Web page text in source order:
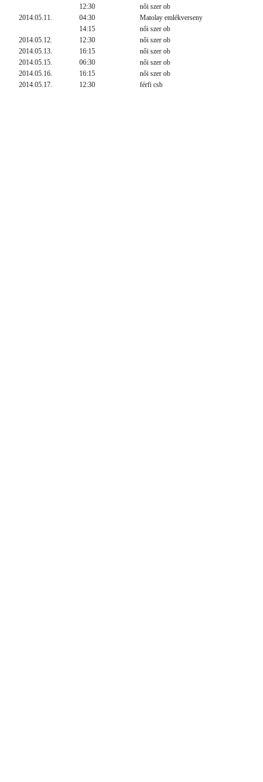
12:30
női szer ob
2014.05.11.
04:30
Matolay emlékverseny
14:15
női szer ob
2014.05.12.
12:30
női szer ob
2014.05.13.
16:15
női szer ob
2014.05.15.
06:30
női szer ob
2014.05.16.
16:15
női szer ob
2014.05.17.
12:30 férfi csb